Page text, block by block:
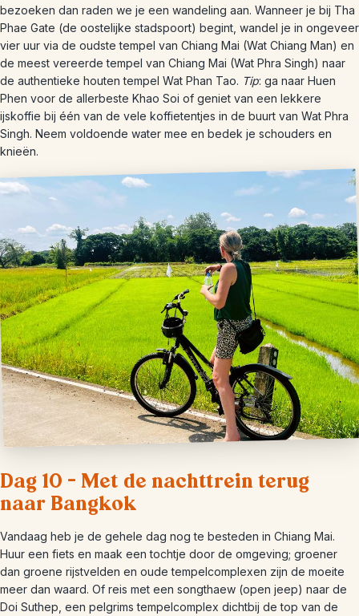
bezoeken dan raden we je een wandeling aan. Wanneer je bij Tha
Phae Gate (de oostelijke stadspoort) begint, wandel je in ongeveer
vier uur via de oudste tempel van Chiang Mai (Wat Chiang Man) en
de meest vereerde tempel van Chiang Mai (Wat Phra Singh) naar
de authentieke houten tempel Wat Phan Tao. Tip: ga naar Huen
Phen voor de allerbeste Khao Soi of geniet van een lekkere
ijskoffie bij één van de vele koffietentjes in de buurt van Wat Phra
Singh. Neem voldoende water mee en bedek je schouders en
knieën.
Dag 10 – Met de nachttrein terug
naar Bangkok
Vandaag heb je de gehele dag nog te besteden in Chiang Mai.
Huur een fiets en maak een tochtje door de omgeving; groener
dan groene rijstvelden en oude tempelcomplexen zijn de moeite
meer dan waard. Of reis met een songthaew (open jeep) naar de
Doi Suthep, een pelgrims tempelcomplex dichtbij de top van de